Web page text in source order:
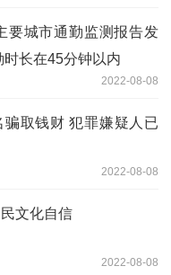
要城市通勤监测报告发
长在45分钟以内
2022-08-08
骗取钱财 犯罪嫌疑人已
2022-08-08
文化自信
2022-08-08